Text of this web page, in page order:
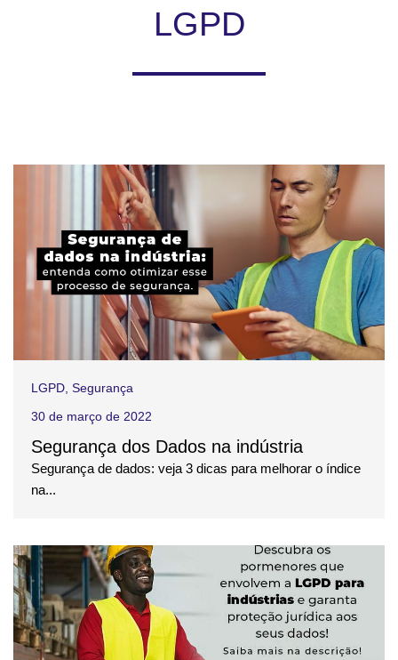
LGPD
LGPD, Segurança
30 de março de 2022
Segurança dos Dados na indústria
Segurança de dados: veja 3 dicas para melhorar o índice
na...